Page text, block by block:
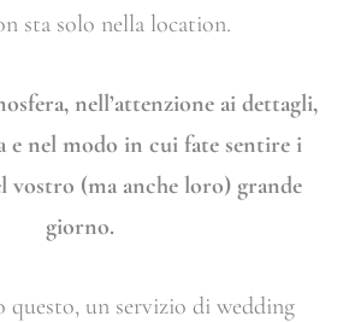
sta solo nella location.
nell’attenzione ai dettagli,
e nel modo in cui fate sentire i
vostro (ma anche loro) grande
giorno.
questo, un servizio di wedding